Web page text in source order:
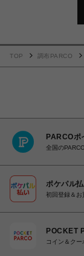
TOP 調布PARCO
PARCOポ
全国の
ポケパル
初回登録＆お
POCKET
コイン＆ク